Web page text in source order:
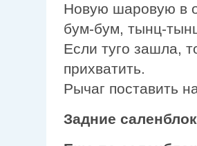
Новую шаровую в
бум-бум, тынц-
Если туго зашла,
прихватить.
Рычаг поставить
Задние